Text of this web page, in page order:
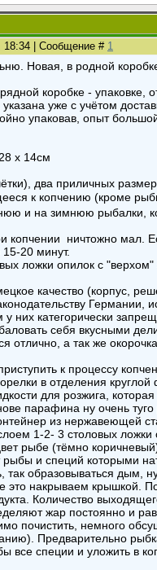
18:34 | Сообщение # 1
Новая, в родной
коробке - упаковке,
уже с учётом
упаковав, опыт
x 14см
два приличных
к копчению (кроме
и на зимнюю рыбалки,
копчении ничтожно мал.
15-20 минут.
ложки опилок с "верхом"
качество (корпус,
у них категорически
себя вкусными
отлично, а так же
к процессу
в отделения
для розжига,
парафина ну очень туго
из нержавеющей
1-2- 3 столовых ложки
рыбе (тёмно
рыбы и специй которыми
так образовываться дым,
это накрываем крышкой.
Количество
жар постоянно и
почистить, немного
Предварительно
все специи и уложить в